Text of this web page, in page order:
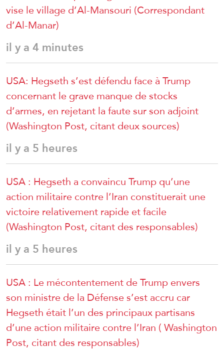
vise le village d’Al-Mansouri (Correspondant
d’Al-Manar)
il y a 4 minutes
USA: Hegseth s’est défendu face à Trump
concernant le grave manque de stocks
d’armes, en rejetant la faute sur son adjoint
(Washington Post, citant deux sources)
il y a 5 heures
USA : Hegseth a convaincu Trump qu’une
action militaire contre l’Iran constituerait une
victoire relativement rapide et facile
(Washington Post, citant des responsables)
il y a 5 heures
USA : Le mécontentement de Trump envers
son ministre de la Défense s’est accru car
Hegseth était l’un des principaux partisans
d’une action militaire contre l’Iran ( Washington
Post, citant des responsables)